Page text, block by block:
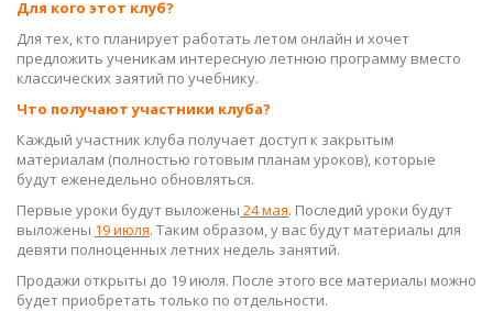
Для кого этот клуб?
Для тех, кто планирует работать летом онлайн и хочет
предложить ученикам интересную летнюю программу вместо
классических заятий по учебнику.
Что получают участники клуба?
Каждый участник клуба получает доступ к закрытым
материалам (полностью готовым планам уроков), которые
будут еженедельно обновляться.
Первые уроки будут выложены 24 мая. Последий уроки будут
выложены 19 июля. Таким образом, у вас будут материалы для
девяти полноценных летних недель занятий.
Продажи открыты до 19 июля. После этого все материалы можно
будет приобретать только по отдельности.